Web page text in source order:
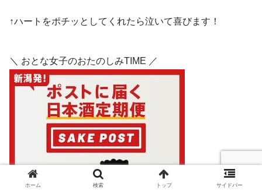
↑ハートをポチッとしてくれたら泣いて喜びます！
＼ おとな女子のおたのしみTIME ／
ホーム 検索 トップ サイドバー